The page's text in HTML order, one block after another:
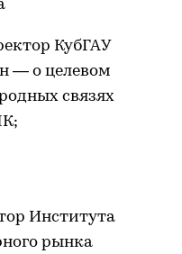
КубГАУ
— о целевом
связях
Института
рынка